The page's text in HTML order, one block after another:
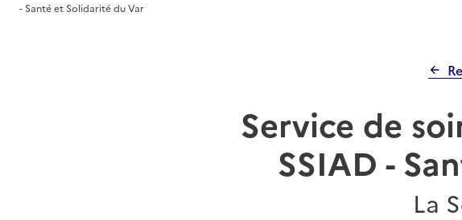
- Santé et Solidarité du Var
Service de
SSIAD -
La